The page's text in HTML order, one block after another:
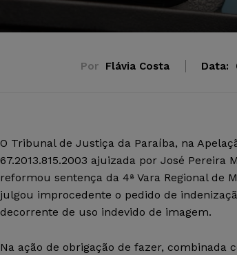
Por Flávia Costa Data:
O Tribunal de Justiça da Paraíba, na
67.2013.815.2003 ajuizada por José Pereira
reformou sentença da 4ª Vara Regional de
julgou improcedente o pedido de
decorrente de uso indevido de imagem.
Na ação de obrigação de fazer, combinada